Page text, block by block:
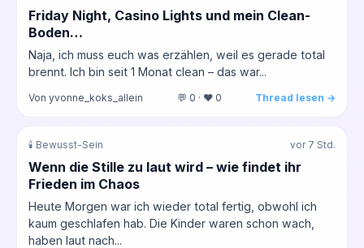
Friday Night, Casino Lights und mein Clean-
Boden…
Naja, ich muss euch was erzählen, weil es gerade total
brennt. Ich bin seit 1 Monat clean – das war...
Von yvonne_koks_allein 💬 0 · ❤️ 0 Thread lesen →
🕯️ Bewusst-Sein vor 7 Std.
Wenn die Stille zu laut wird – wie findet ihr
Frieden im Chaos
Heute Morgen war ich wieder total fertig, obwohl ich
kaum geschlafen hab. Die Kinder waren schon wach,
haben laut nach...